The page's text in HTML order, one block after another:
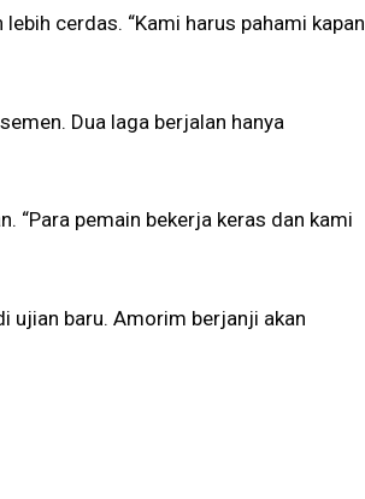
cerdas. “Kami harus pahami kapan
Dua laga berjalan hanya
“Para pemain bekerja keras dan kami
ujian baru. Amorim berjanji akan